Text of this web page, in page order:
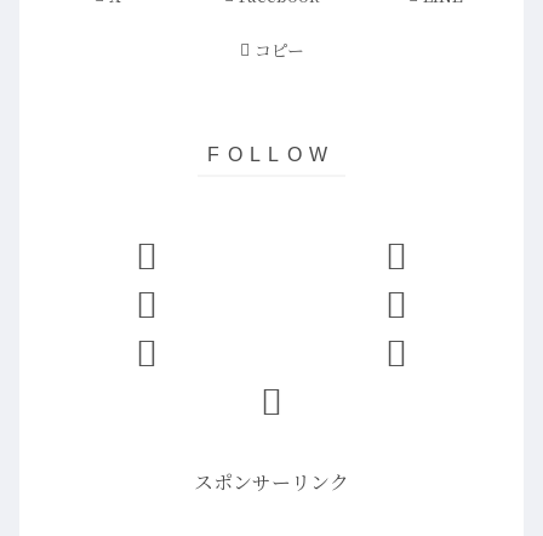
コピー
スポンサーリンク